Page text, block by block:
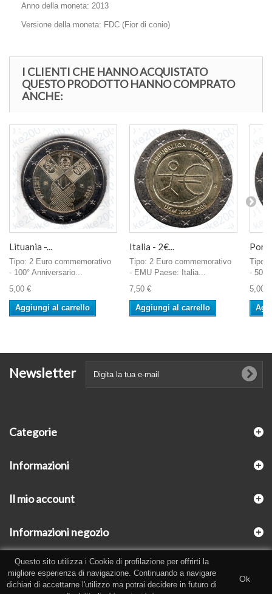
Anno della moneta: 2013
Versione della moneta: FDC (Fior di conio)
I CLIENTI CHE HANNO ACQUISTATO
QUESTO PRODOTTO HANNO COMPRATO
ANCHE:
Lituania -...
Tipo: 2 Euro commemorativo
- 100° Anniversario...
5,00 €
Aggiungi al carrello
Italia - 2€...
Tipo: 2 Euro commemorativo
- EMU Paese: Italia...
7,50 €
Aggiungi al carrello
Tipo:
-
5,00 €
Newsletter
Categorie
Informazioni
Il mio account
Informazioni negozio
Questo sito utilizza i Cookie di profilazione per offrirti la
migliore esperienza di navigazione. Continuando a navigare
dichiari di accettarne l'utilizzo ma potrai decidere in futuro di
Ok